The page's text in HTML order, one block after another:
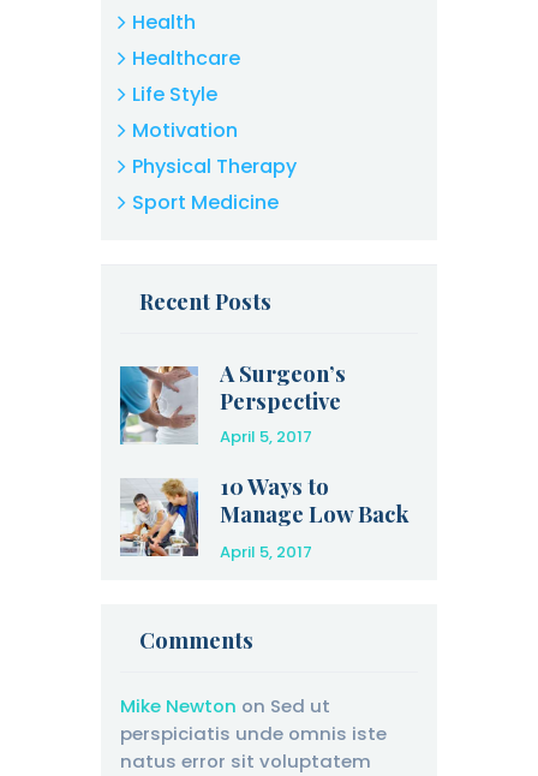
Health
Healthcare
Life Style
Motivation
Physical Therapy
Sport Medicine
Recent Posts
A Surgeon’s
Perspective
April 5, 2017
10 Ways to
Manage Low Back
Pain at Home
April 5, 2017
Comments
Mike Newton on Sed ut
perspiciatis unde omnis iste
natus error sit voluptatem